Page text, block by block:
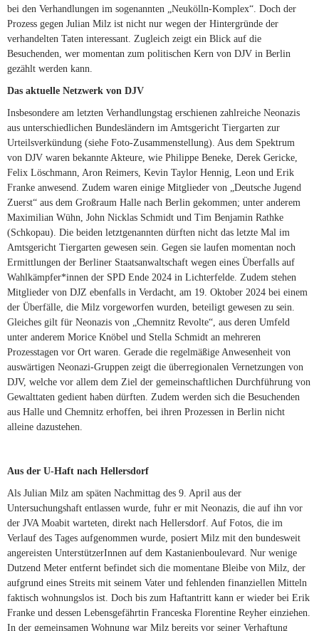
bei den Verhandlungen im sogenannten „Neukölln-Komplex“. Doch der
Prozess gegen Julian Milz ist nicht nur wegen der Hintergründe der
verhandelten Taten interessant. Zugleich zeigt ein Blick auf die
Besuchenden, wer momentan zum politischen Kern von DJV in Berlin
gezählt werden kann.
Das aktuelle Netzwerk von DJV
Insbesondere am letzten Verhandlungstag erschienen zahlreiche Neonazis
aus unterschiedlichen Bundesländern im Amtsgericht Tiergarten zur
Urteilsverkündung (siehe Foto-Zusammenstellung). Aus dem Spektrum
von DJV waren bekannte Akteure, wie Philippe Beneke, Derek Gericke,
Felix Löschmann, Aron Reimers, Kevin Taylor Hennig, Leon und Erik
Franke anwesend. Zudem waren einige Mitglieder von „Deutsche Jugend
Zuerst“ aus dem Großraum Halle nach Berlin gekommen; unter anderem
Maximilian Wühn, John Nicklas Schmidt und Tim Benjamin Rathke
(Schkopau). Die beiden letztgenannten dürften nicht das letzte Mal im
Amtsgericht Tiergarten gewesen sein. Gegen sie laufen momentan noch
Ermittlungen der Berliner Staatsanwaltschaft wegen eines Überfalls auf
Wahlkämpfer*innen der SPD Ende 2024 in Lichterfelde. Zudem stehen
Mitglieder von DJZ ebenfalls in Verdacht, am 19. Oktober 2024 bei einem
der Überfälle, die Milz vorgeworfen wurden, beteiligt gewesen zu sein.
Gleiches gilt für Neonazis von „Chemnitz Revolte“, aus deren Umfeld
unter anderem Morice Knöbel und Stella Schmidt an mehreren
Prozesstagen vor Ort waren. Gerade die regelmäßige Anwesenheit von
auswärtigen Neonazi-Gruppen zeigt die überregionalen Vernetzungen von
DJV, welche vor allem dem Ziel der gemeinschaftlichen Durchführung von
Gewalttaten gedient haben dürften. Zudem werden sich die Besuchenden
aus Halle und Chemnitz erhoffen, bei ihren Prozessen in Berlin nicht
alleine dazustehen.
Aus der U-Haft nach Hellersdorf
Als Julian Milz am späten Nachmittag des 9. April aus der
Untersuchungshaft entlassen wurde, fuhr er mit Neonazis, die auf ihn vor
der JVA Moabit warteten, direkt nach Hellersdorf. Auf Fotos, die im
Verlauf des Tages aufgenommen wurde, posiert Milz mit den bundesweit
angereisten UnterstützerInnen auf dem Kastanienboulevard. Nur wenige
Dutzend Meter entfernt befindet sich die momentane Bleibe von Milz, der
aufgrund eines Streits mit seinem Vater und fehlenden finanziellen Mitteln
faktisch wohnungslos ist. Doch bis zum Haftantritt kann er wieder bei Erik
Franke und dessen Lebensgefährtin Franceska Florentine Reyher einziehen.
In der gemeinsamen Wohnung war Milz bereits vor seiner Verhaftung